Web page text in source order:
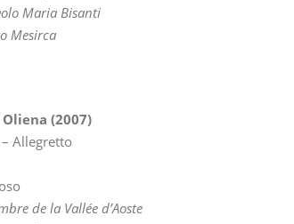
Maria Bisanti
Mesirca
(2007)
Allegretto
de la Vallée d’Aoste